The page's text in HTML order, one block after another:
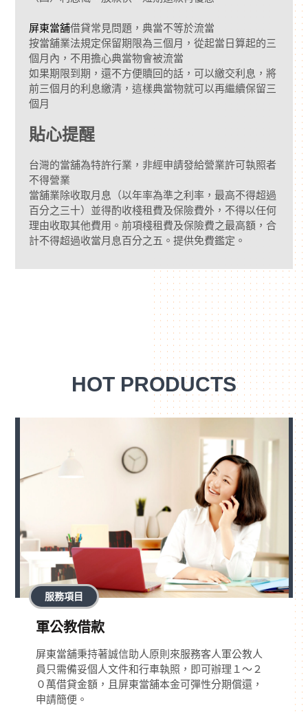
屏東當舖借貸常見問題，典當不等於流當
按當舖業法規定保留期限為三個月，從起當日算起的三
個月內，不用擔心典當物會被流當
如果期限到期，還不方便贖回的話，可以繳交利息，將
前三個月的利息繳清，這樣典當物就可以再繼續保留三
個月
貼心提醒
台灣的當舖為特許行業，非經申請發給營業許可執照者
不得營業
當舖業除收取月息（以年率為準之利率，最高不得超過
百分之三十）並得酌收棧租費及保險費外，不得以任何
理由收取其他費用。前項棧租費及保險費之最高額，合
計不得超過收當月息百分之五。提供免費鑑定。
HOT PRODUCTS
服務項目
軍公教借款
屏東當舖秉持著誠信助人原則來服務客人軍公教人
員只需備妥個人文件和行車執照，即可辦理１～２
０萬借貸金額，且屏東當舖本金可彈性分期償還，
申請簡便。